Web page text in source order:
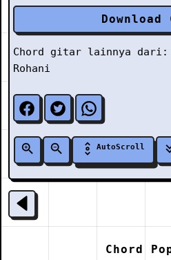
Download
Chord gitar lainnya dari:
Rohani
AutoScroll
Chord